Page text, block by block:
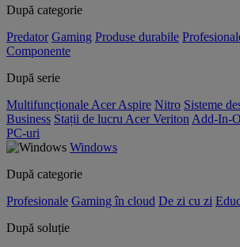
După categorie
Predator Gaming Produse durabile
Componente
După serie
Multifuncționale Acer Aspire Nitro Sisteme
Business Stații de lucru Acer Veriton Add-In-
PC-uri
Windows
După categorie
Profesionale Gaming în cloud De zi cu zi
După soluție